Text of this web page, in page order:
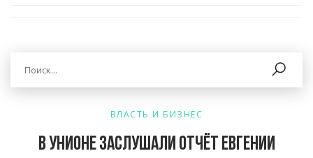
ВЛАСТЬ И БИЗНЕС
В УНИОНе заслушали отчёт Евгении